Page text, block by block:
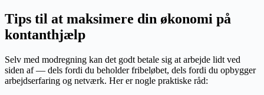
Tips til at maksimere din økonomi på
kontanthjælp
Selv med modregning kan det godt betale sig at arbejde lidt ved
siden af — dels fordi du beholder fribeløbet, dels fordi du opbygger
arbejdserfaring og netværk. Her er nogle praktiske råd: